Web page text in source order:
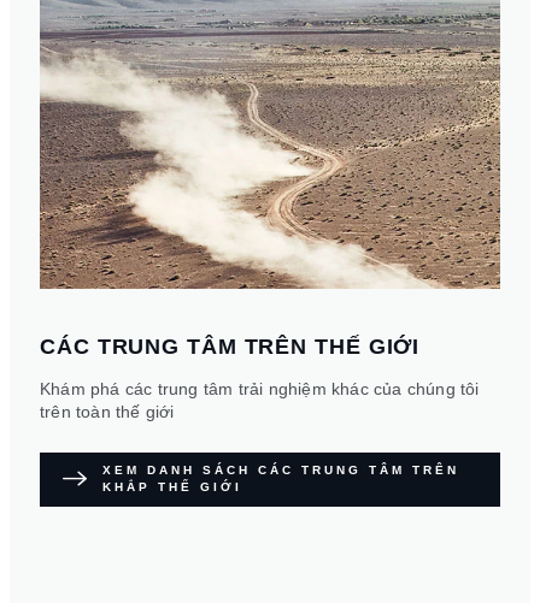
CÁC TRUNG TÂM TRÊN THẾ GIỚI
Khám phá các trung tâm trải nghiệm khác của chúng tôi
trên toàn thế giới
XEM DANH SÁCH CÁC TRUNG TÂM TRÊN
KHẮP THẾ GIỚI